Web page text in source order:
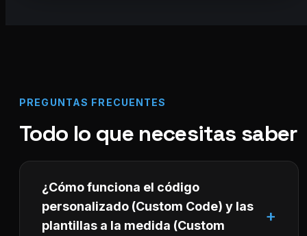
PREGUNTAS FRECUENTES
Todo lo que necesitas saber
¿Cómo funciona el código
personalizado (Custom Code) y las
plantillas a la medida (Custom